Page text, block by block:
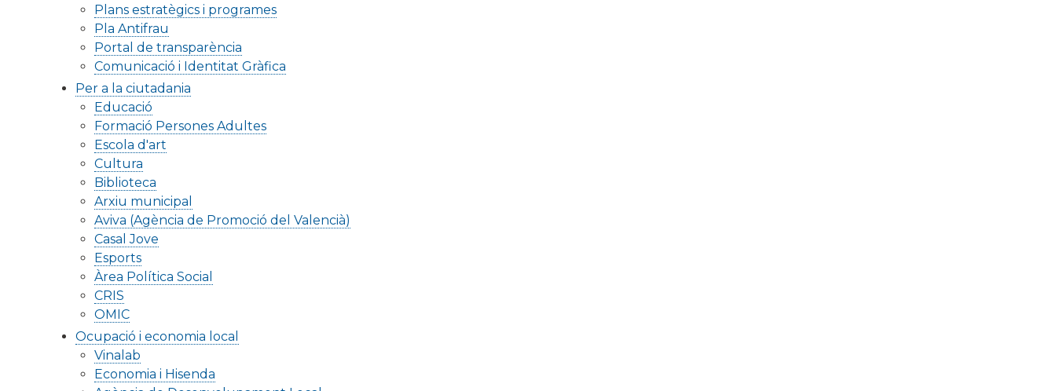
Plans estratègics i programes
Pla Antifrau
Portal de transparència
Comunicació i Identitat Gràfica
Per a la ciutadania
Educació
Formació Persones Adultes
Escola d'art
Cultura
Biblioteca
Arxiu municipal
Aviva (Agència de Promoció del Valencià)
Casal Jove
Esports
Àrea Política Social
CRIS
OMIC
Ocupació i economia local
Vinalab
Economia i Hisenda